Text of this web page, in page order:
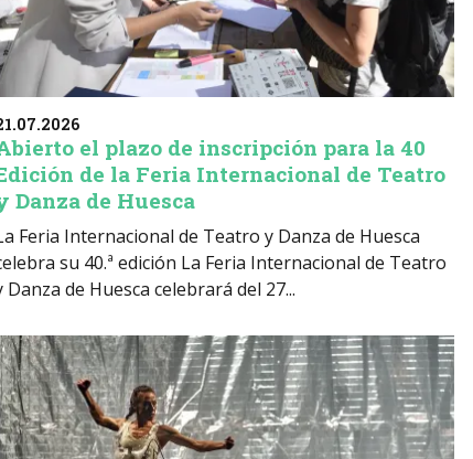
el plazo de inscripción para la 40
de la Feria Internacional de Teatro
Danza de Huesca
Feria Internacional de Teatro y Danza de Huesca
su 40.ª edición La Feria Internacional de Teatro
Danza de Huesca celebrará del 27...